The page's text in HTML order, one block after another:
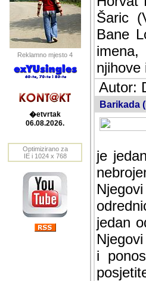
Reklamno mjesto 4
�etvrtak
06.08.2026.
Optimizirano za
IE i 1024 x 768
Šaric
Bane
imena,
njihove
Autor:
Barikada
jedan
jedan
i